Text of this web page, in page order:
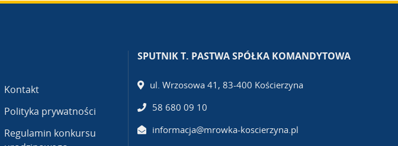
Kontakt
Polityka prywatności
Regulamin konkursu
SPUTNIK T. PASTWA SPÓŁKA KOMANDYTOWA
ul. Wrzosowa 41, 83-400 Kościerzyna
58 680 09 10
informacja@mrowka-koscierzyna.pl